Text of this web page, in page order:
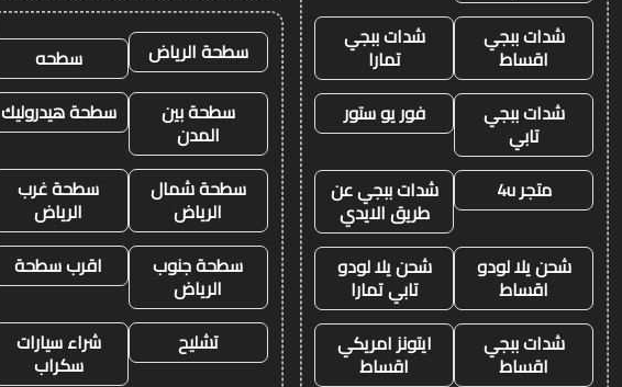
شدات ببجي
اقساط
شدات ببجي
تمارا
شدات ببجي
تابي
فور يو ستور
متجر 4u شدات ببجي عن
طريق الايدي
شحن يلا لودو
اقساط
شحن يلا لودو
تابي تمارا
شدات ببجي
اقساط
ايتونز امريكي
اقساط
سطحة الرياض
سطحه
سطحة بين
المدن
سطحة هيدروليك
سطحة شمال
الرياض
سطحة غرب
الرياض
سطحة جنوب
الرياض
اقرب سطحة
تشليح شراء سيارات
سكراب